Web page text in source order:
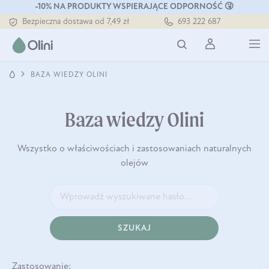
-10% NA PRODUKTY WSPIERAJĄCE ODPORNOŚĆ 🤧
Bezpieczna dostawa od 7,49 zł
Darmowa dostawa od 199 zł
693 222 687
BAZA WIEDZY OLINI
Baza wiedzy Olini
Wszystko o właściwościach i zastosowaniach naturalnych
olejów
SZUKAJ
Zastosowanie: